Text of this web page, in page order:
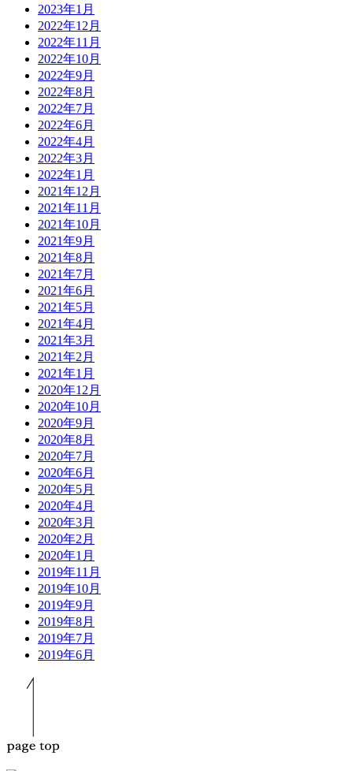
2023年1月
2022年12月
2022年11月
2022年10月
2022年9月
2022年8月
2022年7月
2022年6月
2022年4月
2022年3月
2022年1月
2021年12月
2021年11月
2021年10月
2021年9月
2021年8月
2021年7月
2021年6月
2021年5月
2021年4月
2021年3月
2021年2月
2021年1月
2020年12月
2020年10月
2020年9月
2020年8月
2020年7月
2020年6月
2020年5月
2020年4月
2020年3月
2020年2月
2020年1月
2019年11月
2019年10月
2019年9月
2019年8月
2019年7月
2019年6月